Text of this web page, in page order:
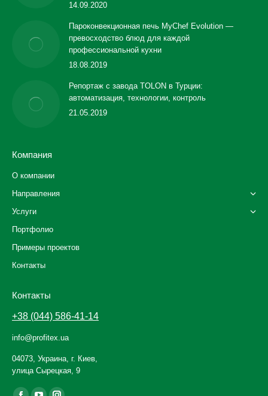
14.09.2020
Пароконвекционная печь MyChef Evolution —
превосходство блюд для каждой
профессиональной кухни
18.08.2019
Репортаж с завода TOLON в Турции:
автоматизация, технологии, контроль
21.05.2019
Компания
О компании
Направления
Услуги
Портфолио
Примеры проектов
Контакты
Контакты
+38 (044) 586-41-14
info@profitex.ua
04073, Украина, г. Киев,
улица Сырецкая, 9
Ищите нас: